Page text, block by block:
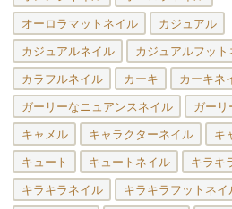
オーロラマットネイル カジュアル
カジュアルネイル カジュアルフット
カラフルネイル カーキ カーキネ
ガーリーなニュアンスネイル ガーリ
キャメル キャラクターネイル キ
キュート キュートネイル キラキ
キラキラネイル キラキラフットネイ